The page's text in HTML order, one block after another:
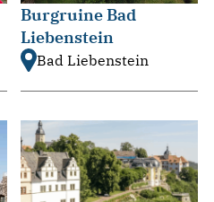
Burgruine Bad
Liebenstein
Bad Liebenstein